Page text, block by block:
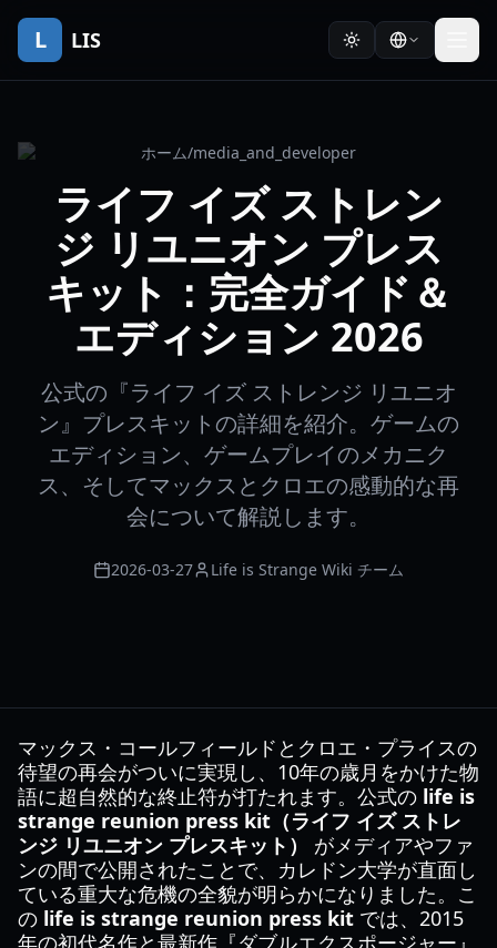
L LIS
ホーム/media_and_developer
ライフ イズ ストレン
ジ リユニオン プレス
キット：完全ガイド＆
エディション 2026
公式の『ライフ イズ ストレンジ リユニオ
ン』プレスキットの詳細を紹介。ゲームの
エディション、ゲームプレイのメカニク
ス、そしてマックスとクロエの感動的な再
会について解説します。
2026-03-27 Life is Strange Wiki チーム
マックス・コールフィールドとクロエ・プライスの
待望の再会がついに実現し、10年の歳月をかけた物
語に超自然的な終止符が打たれます。公式の life is
strange reunion press kit（ライフ イズ ストレ
ンジ リユニオン プレスキット）
がメディアやファ
ンの間で公開されたことで、カレドン大学が直面し
ている重大な危機の全貌が明らかになりました。こ
の life is strange reunion press kit では、2015
年の初代名作と最新作『ダブルエクスポージャー』